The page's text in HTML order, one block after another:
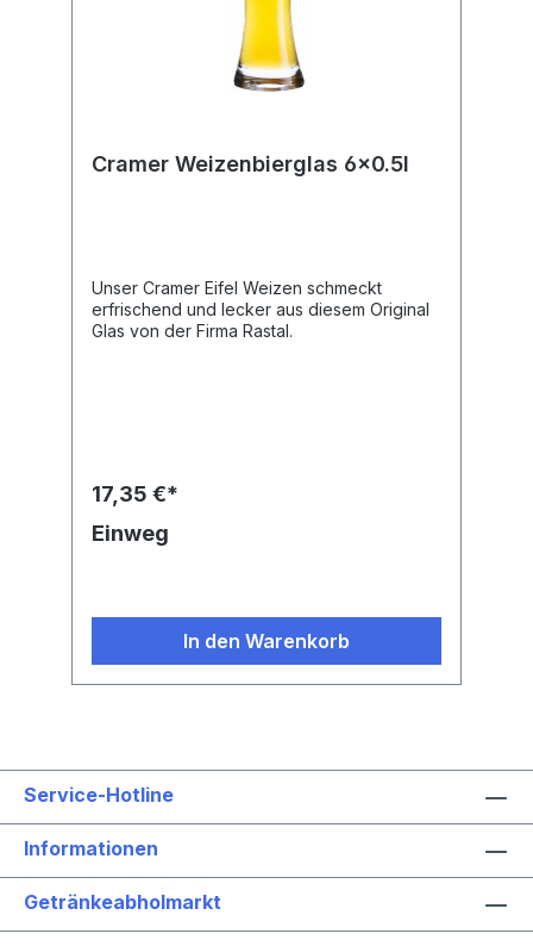
Cramer Weizenbierglas 6x0.5l
Unser Cramer Eifel Weizen schmeckt
erfrischend und lecker aus diesem Original
Glas von der Firma Rastal.
17,35 €*
Einweg
In den Warenkorb
Service-Hotline
Informationen
Getränkeabholmarkt